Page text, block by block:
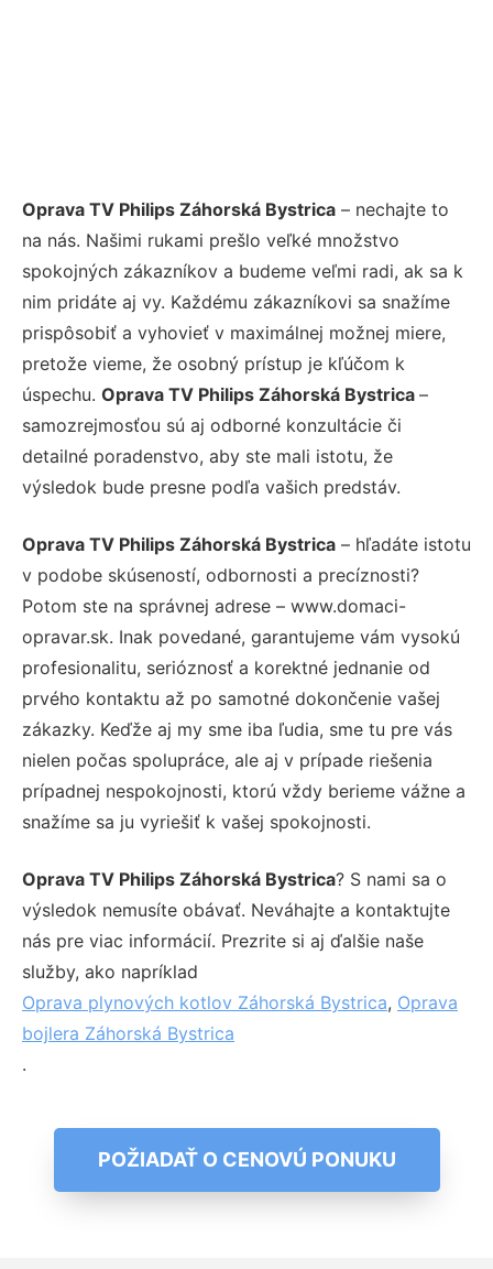
Oprava TV Philips Záhorská Bystrica – nechajte to
na nás. Našimi rukami prešlo veľké množstvo
spokojných zákazníkov a budeme veľmi radi, ak sa k
nim pridáte aj vy. Každému zákazníkovi sa snažíme
prispôsobiť a vyhovieť v maximálnej možnej miere,
pretože vieme, že osobný prístup je kľúčom k
úspechu. Oprava TV Philips Záhorská Bystrica –
samozrejmosťou sú aj odborné konzultácie či
detailné poradenstvo, aby ste mali istotu, že
výsledok bude presne podľa vašich predstáv.
Oprava TV Philips Záhorská Bystrica – hľadáte istotu
v podobe skúseností, odbornosti a precíznosti?
Potom ste na správnej adrese – www.domaci-
opravar.sk. Inak povedané, garantujeme vám vysokú
profesionalitu, serióznosť a korektné jednanie od
prvého kontaktu až po samotné dokončenie vašej
zákazky. Keďže aj my sme iba ľudia, sme tu pre vás
nielen počas spolupráce, ale aj v prípade riešenia
prípadnej nespokojnosti, ktorú vždy berieme vážne a
snažíme sa ju vyriešiť k vašej spokojnosti.
Oprava TV Philips Záhorská Bystrica? S nami sa o
výsledok nemusíte obávať. Neváhajte a kontaktujte
nás pre viac informácií. Prezrite si aj ďalšie naše
služby, ako napríklad
Oprava plynových kotlov Záhorská Bystrica, Oprava
bojlera Záhorská Bystrica
.
POŽIADAŤ O CENOVÚ PONUKU